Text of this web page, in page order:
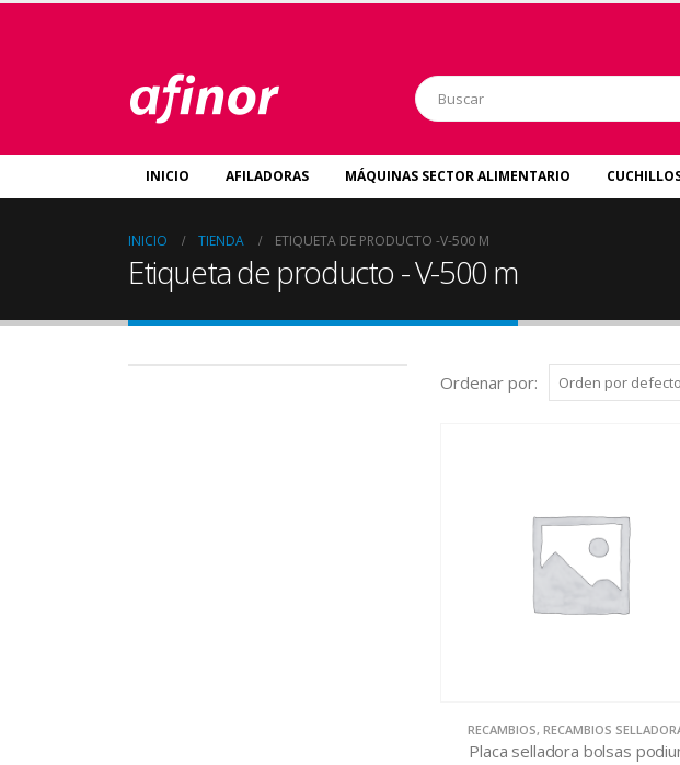
INICIO AFILADORAS MÁQUINAS SECTOR ALIMENTARIO
INICIO TIENDA ETIQUETA DE PRODUCTO -V-500 M
Etiqueta de producto - V-500 m
Ordenar por:
RECAMBIOS, RECAMBIOS
Placa selladora bolsas